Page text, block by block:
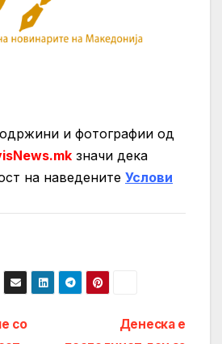
и фотографии од
значи дека
на нaведените Услови
Денеска е
со